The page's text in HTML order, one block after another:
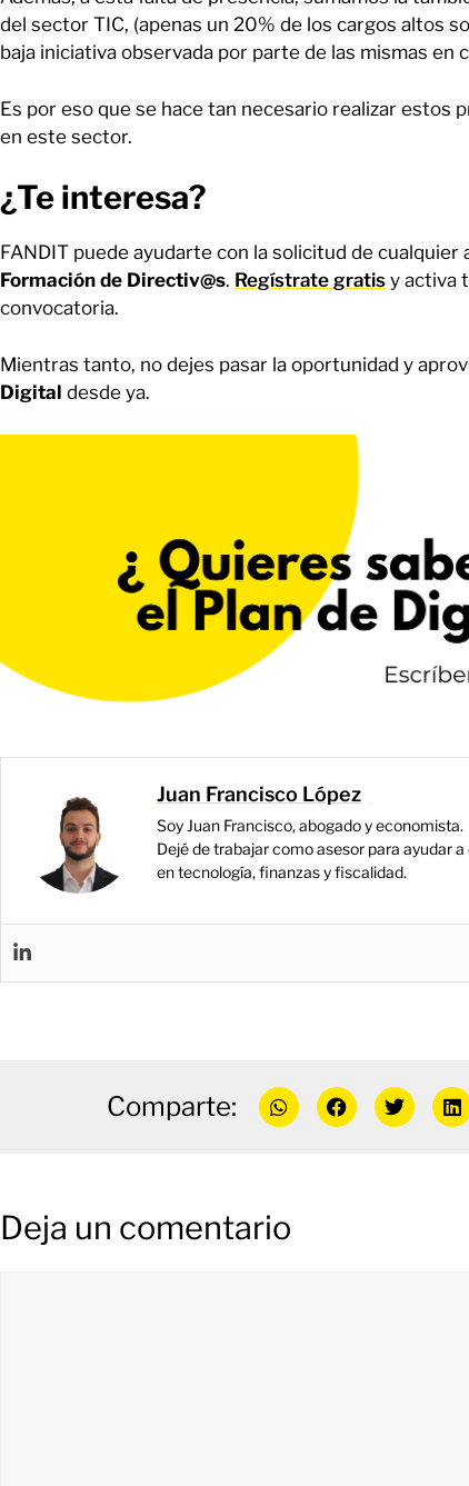
del sector TIC, (apenas un 20% de los cargos altos
baja iniciativa observada por parte de las mismas en
Es por eso que se hace tan necesario realizar estos
en este sector.
¿Te interesa?
FANDIT puede ayudarte con la solicitud de cualquier
Formación de Directiv@s. Regístrate gratis y activa
convocatoria.
Mientras tanto, no dejes pasar la oportunidad y
Digital desde ya.
Juan Francisco López
Soy Juan Francisco, abogado y economista.
Dejé de trabajar como asesor para ayudar
en tecnología, finanzas y fiscalidad.
Comparte:
Deja un comentario